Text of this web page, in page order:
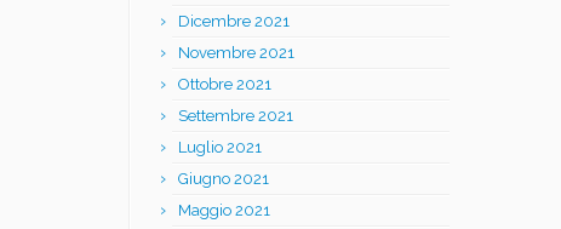
Dicembre 2021
Novembre 2021
Ottobre 2021
Settembre 2021
Luglio 2021
Giugno 2021
Maggio 2021